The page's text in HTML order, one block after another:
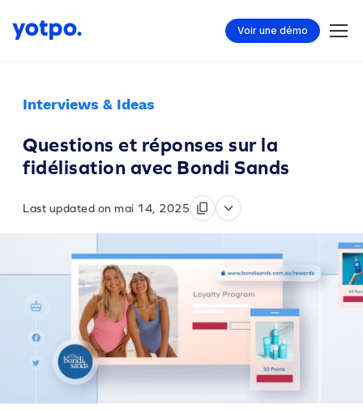
Voir une démo
Interviews & Ideas
Questions et réponses sur la
fidélisation avec Bondi Sands
Last updated on mai 14, 2025